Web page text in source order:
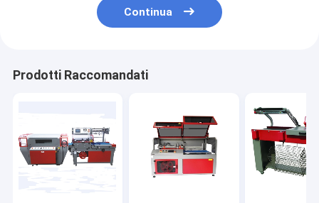
Continua
Prodotti Raccomandati